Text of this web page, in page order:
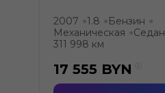
2007 ●1.8 ● Бензин ●
Механическая ●Седан
311 998 км
17 555 BYN